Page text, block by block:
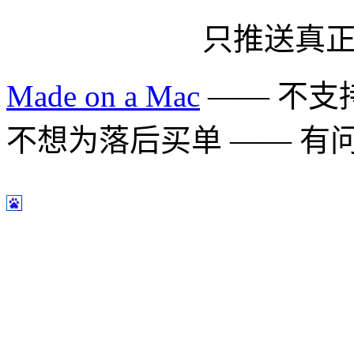
只推送真
Made on a Mac —— 不支
不想为落后买单 —— 有